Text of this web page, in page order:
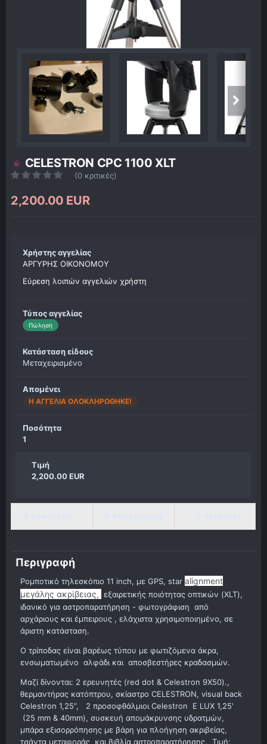
CELESTRON CPC 1100 XLT
(0 κριτικές)
2,200.00 EUR
Χρήστης αγγελίας
ΑΡΓΥΡΗΣ ΟΙΚΟΝΟΜΟΥ
Εύρεση λοιπών αγγελιών χρήστη
Τύπος αγγελίας
Πώληση
Κατάσταση είδους
Μεταχειρισμένο
Απομένει
Η ΑΓΓΕΛΊΑ ΟΛΟΚΛΗΡΏΘΗΚΕ!
Ποσότητα
1
Τιμή
2,200.00 EUR
Περιγραφή
Pομποτικό τηλεσκόπιο 11 inch, με GPS, star alignment
μεγάλης ακρίβειας, εξαιρετικής ποιότητας οπτικών (XLT),
ιδανικό για αστροπαρατήρηση - φωτογράφιση από
αρχάριους και έμπειρους , ελάχιστα χρησιμοποιημένο, σε
άριστη κατάσταση.
Ο τρίποδας είναι βαρέως τύπου με φωτιζόμενα άκρα,
ενσωματωμένο αλφάδι και αποσβεστήρες κραδασμών.
Μαζί δίνονται: 2 ερευνητές (red dot & Celestron 9X50).,
θερμαντήρας κατόπτρου, σκίαστρο CELΕSTRON, visual back
Celestron 1,25”, 2 προσοφθάλμιοι Celestron E LUX 1,25'
(25 mm & 40mm), συσκευή απομάκρυνσης υδρατμών,
μπάρα εξισορρόπησης με βάρη για πλοήγηση ακριβείας,
τσάντα μεταφοράς και βιβλία αστροπαρατήρησης. Τιμή: